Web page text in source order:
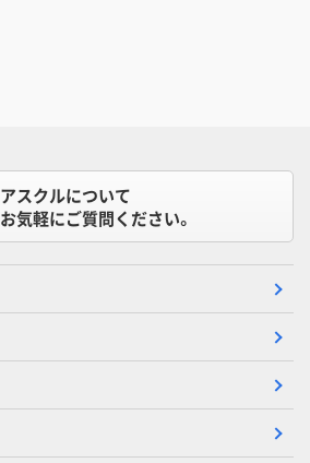
アスクルについて
お気軽にご質問ください。